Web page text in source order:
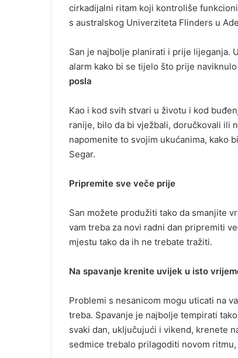
m
a
l
cirkadijalni ritam koji kontroliše
s australskog Univerziteta Flinders u
San je najbolje planirati i prije lijeganja.
alarm kako bi se tijelo što prije
posla
Kao i kod svih stvari u životu i kod
ranije, bilo da bi vježbali, doručkovali ili
napomenite to svojim ukućanima, kako
Segar.
Pripremite sve veče prije
San možete produžiti tako da smanjite
vam treba za novi radni dan pripremiti
mjestu tako da ih ne trebate tražiti.
Na spavanje krenite uvijek u isto
Problemi s nesanicom mogu uticati na
treba. Spavanje je najbolje tempirati
svaki dan, uključujući i vikend, krenete
sedmice trebalo prilagoditi novom ritmu,